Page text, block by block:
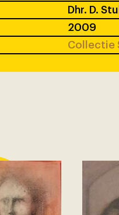
Dhr. D.
2009
Collectie